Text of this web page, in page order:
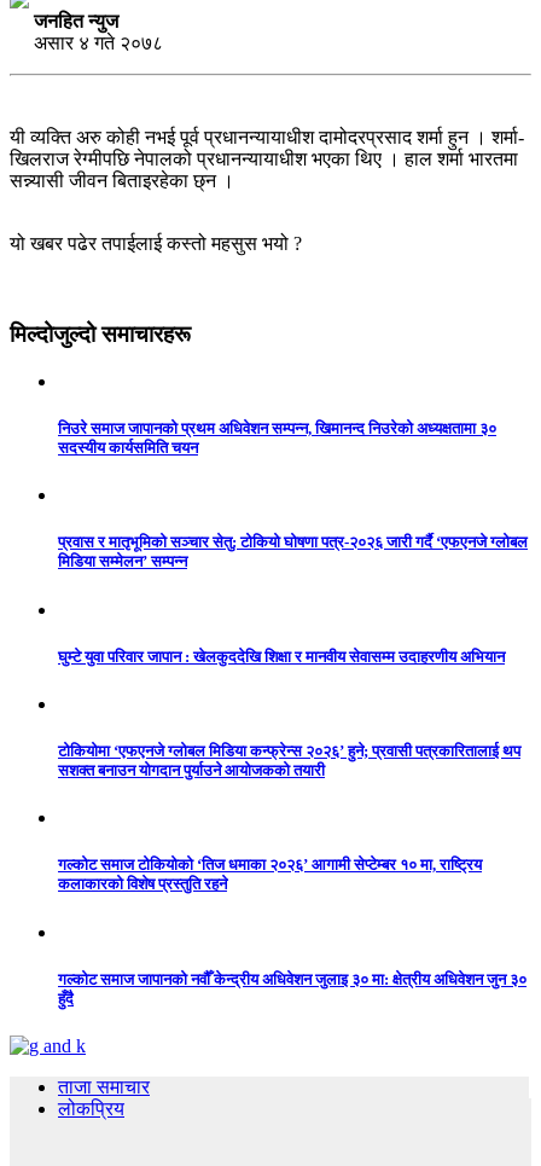
जनहित न्युज
असार ४ गते २०७८
यी व्यक्ति अरु कोही नभई पूर्व प्रधानन्यायाधीश दामोदरप्रसाद शर्मा हुन । शर्मा-
खिलराज रेग्मीपछि नेपालको प्रधानन्यायाधीश भएका थिए । हाल शर्मा भारतमा
सन्न्यासी जीवन बिताइरहेका छ्न ।
यो खबर पढेर तपाईलाई कस्तो महसुस भयो ?
मिल्दोजुल्दो समाचारहरू
निउरे समाज जापानको प्रथम अधिवेशन सम्पन्न, खिमानन्द निउरेको अध्यक्षतामा ३०
सदस्यीय कार्यसमिति चयन
प्रवास र मातृभूमिको सञ्चार सेतु: टोकियो घोषणा पत्र-२०२६ जारी गर्दै ‘एफएनजे ग्लोबल
मिडिया सम्मेलन’ सम्पन्न
घुम्टे युवा परिवार जापान : खेलकुददेखि शिक्षा र मानवीय सेवासम्म उदाहरणीय अभियान
टोकियोमा ‘एफएनजे ग्लोबल मिडिया कन्फ्रेन्स २०२६’ हुने; प्रवासी पत्रकारितालाई थप
सशक्त बनाउन योगदान पुर्याउने आयोजकको तयारी
गल्कोट समाज टोकियोको ‘तिज धमाका २०२६’ आगामी सेप्टेम्बर १० मा, राष्ट्रिय
कलाकारको विशेष प्रस्तुति रहने
गल्कोट समाज जापानको नवौँ केन्द्रीय अधिवेशन जुलाइ ३० मा: क्षेत्रीय अधिवेशन जुन ३०
हुँदै
ताजा समाचार
लोकप्रिय